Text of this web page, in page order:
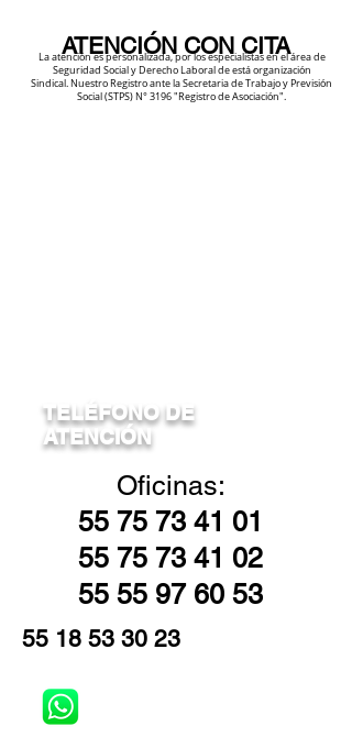
TELÉFONO DE
ATENCIÓN
Oficinas:
55 75 73 41 01
55 75 73 41 02
55 55 97 60 53
ATENCIÓN CON CITA
La atención es personalizada, por los especialistas en el área de
Seguridad Social y Derecho Laboral de está organización
Sindical.Nuestro Registro ante la Secretaria de Trabajo y Previsión
Social (STPS) N° 3196 "Registro de Asociación".
55 18 53 30 23